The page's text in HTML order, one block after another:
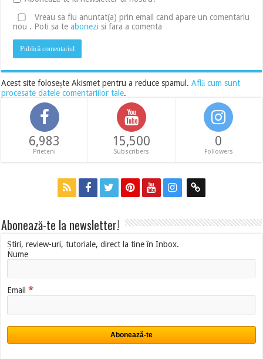
Vreau sa fiu anuntat(a) prin email cand apare un comentariu
nou . Poti sa teabonezi si fara a comenta
Acest site folosește Akismet pentru a reduce spamul.Află cum sunt
procesate datele comentariilor tale.
6,983
Prieteni
15,500
Subscribers
0
Followers
Abonează-te la newsletter!
Știri, review-uri, tutoriale, direct la tine în Inbox.
Nume
Email*